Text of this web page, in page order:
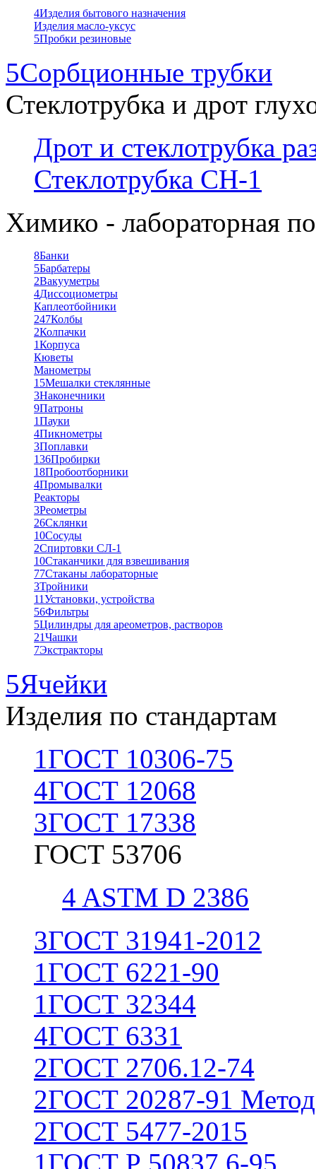
4Изделия бытового назначения
Изделия масло-уксус
5Пробки резиновые
5Сорбционные трубки
Стеклотрубка и дрот
Дрот и стеклотрубка
Стеклотрубка СН-1
Химико - лабораторная
8Банки
5Барбатеры
2Вакууметры
4Диссоциометры
Каплеотбойники
247Колбы
2Колпачки
1Корпуса
Кюветы
Манометры
15Мешалки стеклянные
3Наконечники
9Патроны
1Пауки
4Пикнометры
3Поплавки
136Пробирки
18Пробоотборники
4Промывалки
Реакторы
3Реометры
26Склянки
10Сосуды
2Спиртовки СЛ-1
10Стаканчики для взвешивания
77Стаканы лабораторные
3Тройники
11Установки, устройства
56Фильтры
5Цилиндры для ареометров, растворов
21Чашки
7Экстракторы
5Ячейки
Изделия по стандартам
1ГОСТ 10306-75
4ГОСТ 12068
3ГОСТ 17338
ГОСТ 53706
4 ASTM D 2386
3ГОСТ 31941-2012
1ГОСТ 6221-90
1ГОСТ 32344
4ГОСТ 6331
2ГОСТ 2706.12-74
2ГОСТ 20287-91
2ГОСТ 5477-2015